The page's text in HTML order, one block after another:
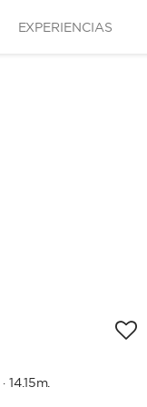
EXPERIENCIAS
· 14.15m.